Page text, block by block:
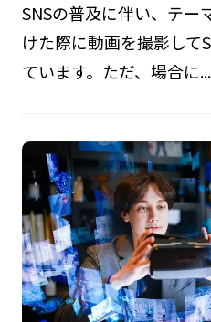
SNSの普及に伴い、テー
けた際に動画を撮影して
ています。ただ、場合に...